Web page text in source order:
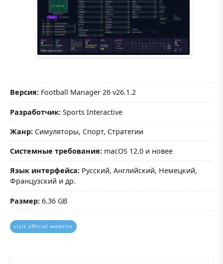
Версия: Football Manager 26 v26.1.2
Разработчик: Sports Interactive
Жанр: Симуляторы, Спорт, Стратегии
Системные требования: macOS 12.0 и новее
Язык интерфейса: Русский, Английский, Немецкий,
Французский и др.
Размер: 6.36 GB
visit official website